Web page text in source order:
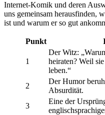
Internet-Komik und deren
uns gemeinsam herausfinden,
ist und warum er so gut
Punkt
1
Der Witz:
heiraten? Weil
leben.“
2
Der Humor
Absurdität.
3
Eine der